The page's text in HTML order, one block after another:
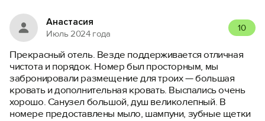
Анастасия
Июль 2024 года
10
Прекрасный отель. Везде поддерживается отличная
чистота и порядок. Номер был просторным, мы
забронировали размещение для троих — большая
кровать и дополнительная кровать. Выспались очень
хорошо. Санузел большой, душ великолепный. В
номере предоставлены мыло, шампуни, зубные щетки